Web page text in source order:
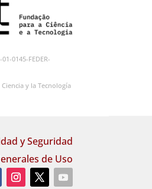
0145-FEDER-
y la Tecnología
y Seguridad
de Uso